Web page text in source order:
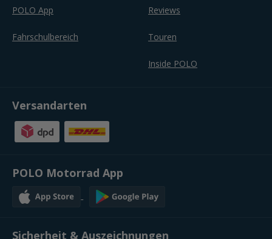
POLO App
Fahrschulbereich
Reviews
Touren
Inside POLO
Versandarten
POLO Motorrad App
Sicherheit & Auszeichnungen